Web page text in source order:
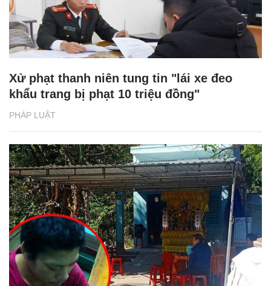
PHÁP LUẬT
Xử phạt thanh niên tung tin "lái xe đeo
khẩu trang bị phạt 10 triệu đồng"